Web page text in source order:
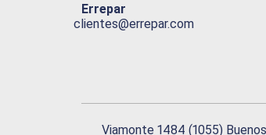
Errepar
clientes@errepar.com
Viamonte 1484 (1055)